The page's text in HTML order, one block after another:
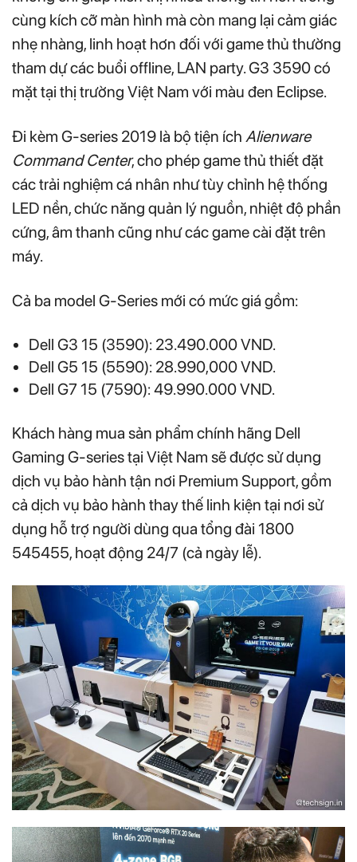
cùng kích cỡ màn hình mà còn mang lại cảm giác
nhẹ nhàng, linh hoạt hơn đối với game thủ thường
tham dự các buổi offline, LAN party. G3 3590 có
mặt tại thị trường Việt Nam với màu đen Eclipse.
Đi kèm G-series 2019 là bộ tiện ích Alienware
Command Center, cho phép game thủ thiết đặt
các trải nghiệm cá nhân như tùy chỉnh hệ thống
LED nền, chức năng quản lý nguồn, nhiệt độ phần
cứng, âm thanh cũng như các game cài đặt trên
máy.
Cả ba model G-Series mới có mức giá gồm:
Dell G3 15 (3590): 23.490.000 VND.
Dell G5 15 (5590): 28.990,000 VND.
Dell G7 15 (7590): 49.990.000 VND.
Khách hàng mua sản phẩm chính hãng Dell
Gaming G-series tại Việt Nam sẽ được sử dụng
dịch vụ bảo hành tận nơi Premium Support, gồm
cả dịch vụ bảo hành thay thế linh kiện tại nơi sử
dụng hỗ trợ người dùng qua tổng đài 1800
545455, hoạt động 24/7 (cả ngày lễ).